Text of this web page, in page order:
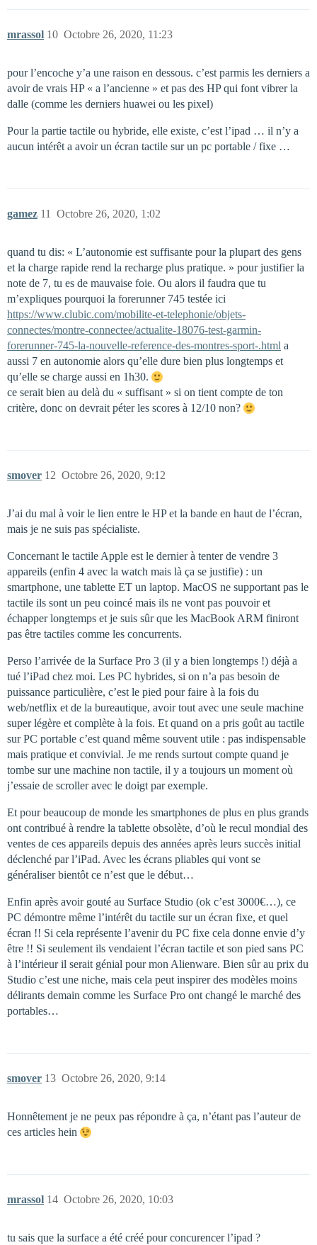
mrassol Octobre 26, 2020, 11:23
10
pour l’encoche y’a une raison en dessous. c’est parmis les derniers a
avoir de vrais HP « a l’ancienne » et pas des HP qui font vibrer la
dalle (comme les derniers huawei ou les pixel)
Pour la partie tactile ou hybride, elle existe, c’est l’ipad … il n’y a
aucun intérêt a avoir un écran tactile sur un pc portable / fixe …
gamez Octobre 26, 2020, 1:02
11
quand tu dis: « L’autonomie est suffisante pour la plupart des gens
et la charge rapide rend la recharge plus pratique. » pour justifier la
note de 7, tu es de mauvaise foie. Ou alors il faudra que tu
m’expliques pourquoi la forerunner 745 testée ici
https://www.clubic.com/mobilite-et-telephonie/objets-
connectes/montre-connectee/actualite-18076-test-garmin-
forerunner-745-la-nouvelle-reference-des-montres-sport-.html a
aussi 7 en autonomie alors qu’elle dure bien plus longtemps et
qu’elle se charge aussi en 1h30.
ce serait bien au delà du « suffisant » si on tient compte de ton
critère, donc on devrait péter les scores à 12/10 non?
smover Octobre 26, 2020, 9:12
12
J’ai du mal à voir le lien entre le HP et la bande en haut de l’écran,
mais je ne suis pas spécialiste.
Concernant le tactile Apple est le dernier à tenter de vendre 3
appareils (enfin 4 avec la watch mais là ça se justifie) : un
smartphone, une tablette ET un laptop. MacOS ne supportant pas le
tactile ils sont un peu coincé mais ils ne vont pas pouvoir et
échapper longtemps et je suis sûr que les MacBook ARM finiront
pas être tactiles comme les concurrents.
Perso l’arrivée de la Surface Pro 3 (il y a bien longtemps !) déjà a
tué l’iPad chez moi. Les PC hybrides, si on n’a pas besoin de
puissance particulière, c’est le pied pour faire à la fois du
web/netflix et de la bureautique, avoir tout avec une seule machine
super légère et complète à la fois. Et quand on a pris goût au tactile
sur PC portable c’est quand même souvent utile : pas indispensable
mais pratique et convivial. Je me rends surtout compte quand je
tombe sur une machine non tactile, il y a toujours un moment où
j’essaie de scroller avec le doigt par exemple.
Et pour beaucoup de monde les smartphones de plus en plus grands
ont contribué à rendre la tablette obsolète, d’où le recul mondial des
ventes de ces appareils depuis des années après leurs succès initial
déclenché par l’iPad. Avec les écrans pliables qui vont se
généraliser bientôt ce n’est que le début…
Enfin après avoir gouté au Surface Studio (ok c’est 3000€…), ce
PC démontre même l’intérêt du tactile sur un écran fixe, et quel
écran !! Si cela représente l’avenir du PC fixe cela donne envie d’y
être !! Si seulement ils vendaient l’écran tactile et son pied sans PC
à l’intérieur il serait génial pour mon Alienware. Bien sûr au prix du
Studio c’est une niche, mais cela peut inspirer des modèles moins
délirants demain comme les Surface Pro ont changé le marché des
portables…
smover Octobre 26, 2020, 9:14
13
Honnêtement je ne peux pas répondre à ça, n’étant pas l’auteur de
ces articles hein
mrassol Octobre 26, 2020, 10:03
14
tu sais que la surface a été créé pour concurencer l’ipad ?